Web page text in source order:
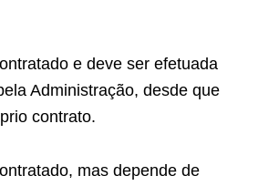
e deve ser efetuada
Administração, desde que
contrato.
mas depende de